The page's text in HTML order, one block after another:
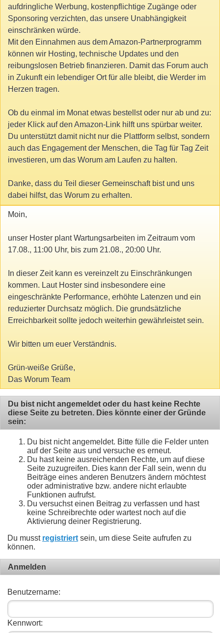
aufdringliche Werbung, kostenpflichtige Zugänge oder
Sponsoring verzichten, das unsere Unabhängigkeit
einschränken würde.
Mit den Einnahmen aus dem Amazon-Partnerprogramm
können wir Hosting, technische Updates und den
reibungslosen Betrieb finanzieren. Damit das Forum auch
in Zukunft ein lebendiger Ort für alle bleibt, die Werder im
Herzen tragen.
Ob du einmal im Monat etwas bestellst oder nur ab und zu:
jeder Klick auf den Amazon-Link hilft uns spürbar weiter.
Du unterstützt damit nicht nur die Plattform selbst, sondern
auch das Engagement der Menschen, die Tag für Tag Zeit
investieren, um das Worum am Laufen zu halten.
Danke, dass du Teil dieser Gemeinschaft bist und uns
dabei hilfst, das Worum zu erhalten.
Moin,
unser Hoster plant Wartungsarbeiten im Zeitraum vom
17.08., 11:00 Uhr, bis zum 21.08., 20:00 Uhr.
In dieser Zeit kann es vereinzelt zu Einschränkungen
kommen. Laut Hoster sind insbesondere eine
eingeschränkte Performance, erhöhte Latenzen und ein
reduzierter Durchsatz möglich. Die grundsätzliche
Erreichbarkeit sollte jedoch weiterhin gewährleistet sein.
Wir bitten um euer Verständnis.
Grün-weiße Grüße,
Das Worum Team
Du bist nicht angemeldet oder du hast keine Rechte
diese Seite zu betreten. Dies könnte einer der Gründe
sein:
Du bist nicht angemeldet. Bitte fülle die Felder unten
auf der Seite aus und versuche es erneut.
Du hast keine ausreichenden Rechte, um auf diese
Seite zuzugreifen. Dies kann der Fall sein, wenn du
Beiträge eines anderen Benutzers ändern möchtest
oder administrative bzw. andere nicht erlaubte
Funktionen aufrufst.
Du versuchst einen Beitrag zu verfassen und hast
keine Schreibrechte oder wartest noch auf die
Aktivierung deiner Registrierung.
Du musst registriert sein, um diese Seite aufrufen zu
können.
Anmelden
Benutzername:
Kennwort: